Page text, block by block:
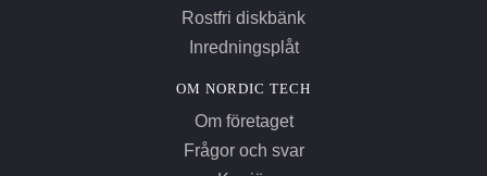
Rostfri diskbänk
Inredningsplåt
OM NORDIC TECH
Om företaget
Frågor och svar